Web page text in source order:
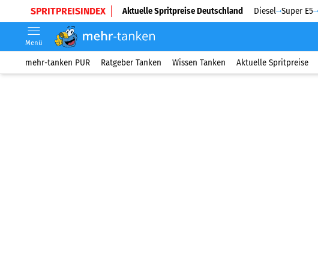
SPRITPREISINDEX Aktuelle Spritpreise Deutschland Diesel Super E5
Menü
mehr-tanken PUR Ratgeber Tanken Wissen Tanken Aktuelle Spritpreise